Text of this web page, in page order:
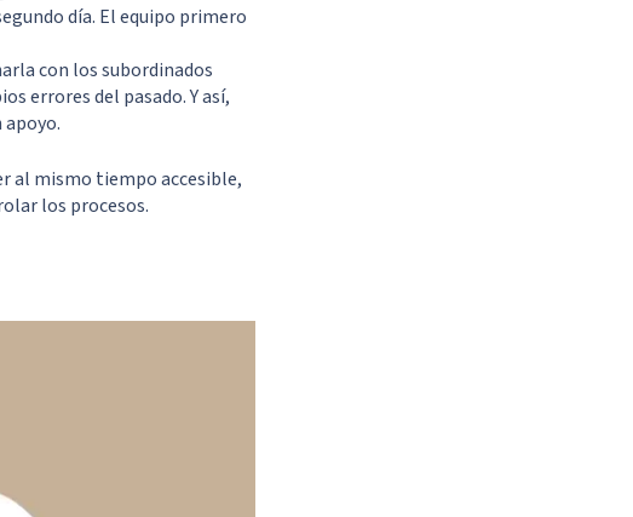
día. El equipo primero
con los subordinados
errores del pasado. Y así,
al mismo tiempo accesible,
los procesos.